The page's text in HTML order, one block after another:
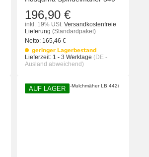
196,90 €
inkl. 19% USt. Versandkostenfreie
Lieferung (Standardpaket)
Netto: 165,46 €
geringer Lagerbestand
Lieferzeit: 1 - 3 Werktage (DE -
Ausland abweichend)
AUF LAGER